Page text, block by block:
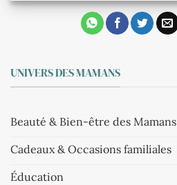
UNIVERS DES MAMANS
Beauté & Bien-être des Mamans
Cadeaux & Occasions familiales
Éducation